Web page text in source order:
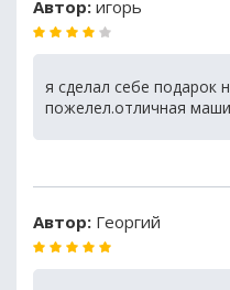
Автор: игорь
я сделал себе подарок
пожелел.отличная
Автор: Георгий